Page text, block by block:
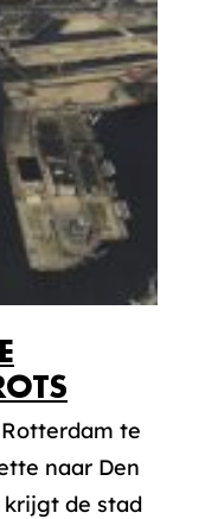
te
naar Den
krijgt de stad